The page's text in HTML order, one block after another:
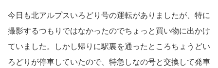
今日も北アルプスいろどり号の運転がありましたが、特に
撮影するつもりではなかったのでちょっと買い物に出かけ
ていました。しかし帰りに駅裏を通ったところちょうどい
ろどりが停車していたので、特急しなの号と交換して発車